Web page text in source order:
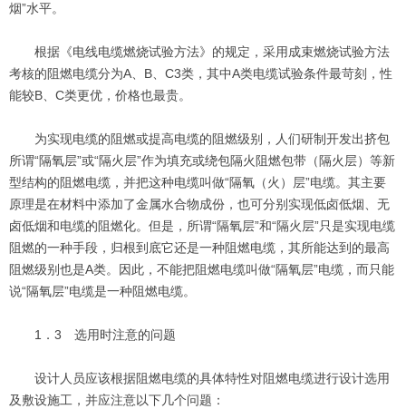
烟”水平。
根据《电线电缆燃烧试验方法》的规定，采用成束燃烧试验方法
考核的阻燃电缆分为A、B、C3类，其中A类电缆试验条件最苛刻，性
能较B、C类更优，价格也最贵。
为实现电缆的阻燃或提高电缆的阻燃级别，人们研制开发出挤包
所谓“隔氧层”或“隔火层”作为填充或绕包隔火阻燃包带（隔火层）等新
型结构的阻燃电缆，并把这种电缆叫做“隔氧（火）层”电缆。其主要
原理是在材料中添加了金属水合物成份，也可分别实现低卤低烟、无
卤低烟和电缆的阻燃化。但是，所谓“隔氧层”和“隔火层”只是实现电缆
阻燃的一种手段，归根到底它还是一种阻燃电缆，其所能达到的最高
阻燃级别也是A类。因此，不能把阻燃电缆叫做“隔氧层”电缆，而只能
说“隔氧层”电缆是一种阻燃电缆。
1．3 选用时注意的问题
设计人员应该根据阻燃电缆的具体特性对阻燃电缆进行设计选用
及敷设施工，并应注意以下几个问题：